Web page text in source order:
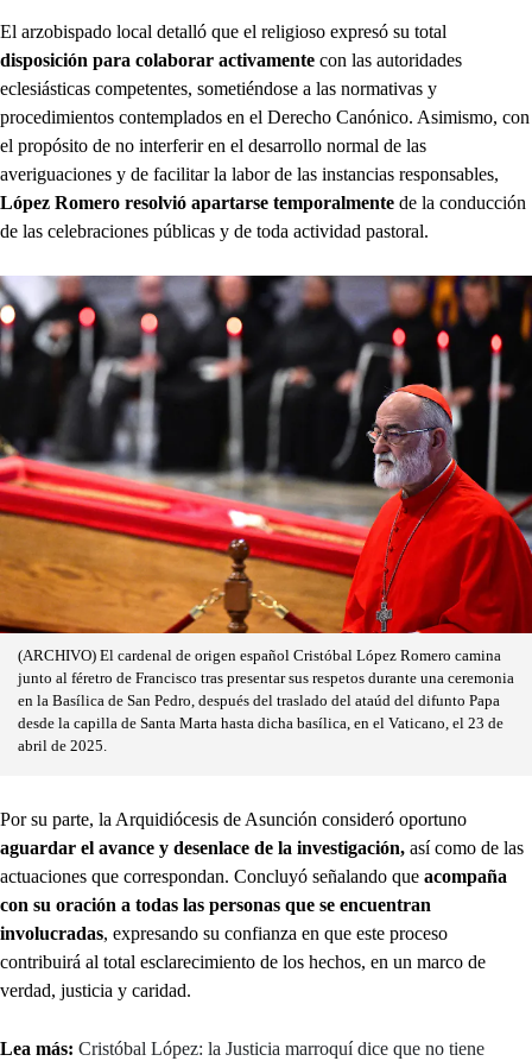
El arzobispado local detalló que el religioso expresó su total
disposición para colaborar activamente con las autoridades
eclesiásticas competentes, sometiéndose a las normativas y
procedimientos contemplados en el Derecho Canónico. Asimismo, con
el propósito de no interferir en el desarrollo normal de las
averiguaciones y de facilitar la labor de las instancias responsables,
López Romero resolvió apartarse temporalmente de la conducción
de las celebraciones públicas y de toda actividad pastoral.
(ARCHIVO) El cardenal de origen español Cristóbal López Romero camina
junto al féretro de Francisco tras presentar sus respetos durante una ceremonia
en la Basílica de San Pedro, después del traslado del ataúd del difunto Papa
desde la capilla de Santa Marta hasta dicha basílica, en el Vaticano, el 23 de
abril de 2025.
Por su parte, la Arquidiócesis de Asunción consideró oportuno
aguardar el avance y desenlace de la investigación, así como de las
actuaciones que correspondan. Concluyó señalando que acompaña
con su oración a todas las personas que se encuentran
involucradas, expresando su confianza en que este proceso
contribuirá al total esclarecimiento de los hechos, en un marco de
verdad, justicia y caridad.
Lea más: Cristóbal López: la Justicia marroquí dice que no tiene